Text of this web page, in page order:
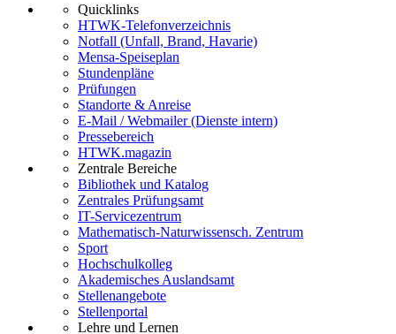
Quicklinks
HTWK-Telefonverzeichnis
Notfall (Unfall, Brand, Havarie)
Mensa-Speiseplan
Stundenpläne
Prüfungen
Standorte & Anreise
E-Mail / Webmailer (Dienste intern)
Pressebereich
HTWK.magazin
Zentrale Bereiche
Bibliothek und Katalog
Zentrales Prüfungsamt
IT-Servicezentrum
Mathematisch-Naturwissensch. Zentrum
Sport
Hochschulkolleg
Akademisches Auslandsamt
Stellenangebote
Stellenportal
Lehre und Lernen